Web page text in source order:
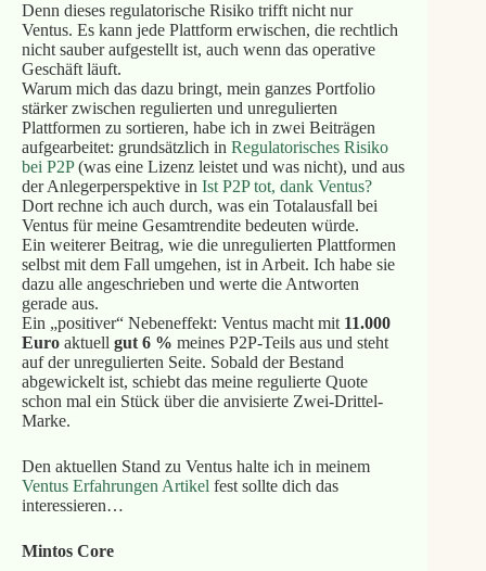
Denn dieses regulatorische Risiko trifft nicht nur
Ventus. Es kann jede Plattform erwischen, die rechtlich
nicht sauber aufgestellt ist, auch wenn das operative
Geschäft läuft.
Warum mich das dazu bringt, mein ganzes Portfolio
stärker zwischen regulierten und unregulierten
Plattformen zu sortieren, habe ich in zwei Beiträgen
aufgearbeitet: grundsätzlich in Regulatorisches Risiko
bei P2P(was eine Lizenz leistet und was nicht), und aus
der Anlegerperspektive in Ist P2P tot, dank Ventus?
Dort rechne ich auch durch, was ein Totalausfall bei
Ventus für meine Gesamtrendite bedeuten würde.
Ein weiterer Beitrag, wie die unregulierten Plattformen
selbst mit dem Fall umgehen, ist in Arbeit. Ich habe sie
dazu alle angeschrieben und werte die Antworten
gerade aus.
Ein „positiver“ Nebeneffekt: Ventus macht mit11.000
Euro aktuell gut 6 % meines P2P-Teils aus und steht
auf der unregulierten Seite. Sobald der Bestand
abgewickelt ist, schiebt das meine regulierte Quote
schon mal ein Stück über die anvisierte Zwei-Drittel-
Marke.
Den aktuellen Stand zu Ventus halte ich in meinem
Ventus Erfahrungen Artikel fest sollte dich das
interessieren…
Mintos Core